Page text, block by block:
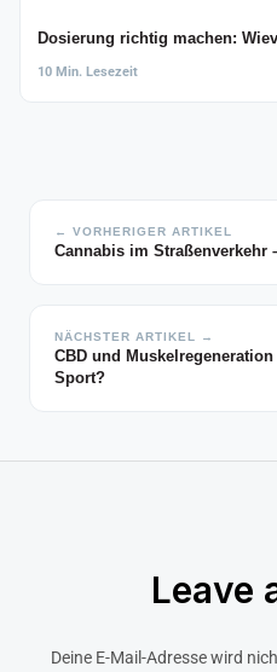
Dosierung richtig machen:
10 Min. Lesezeit
← VORHERIGER ARTIKEL
Cannabis im
NÄCHSTER ARTIKEL →
CBD und
Sport?
Leave
Deine E-Mail-Adresse wird